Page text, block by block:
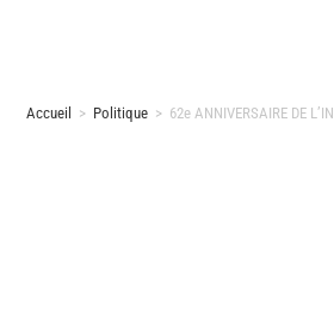
Accueil > Politique > 62e ANNIVERSAIRE DE